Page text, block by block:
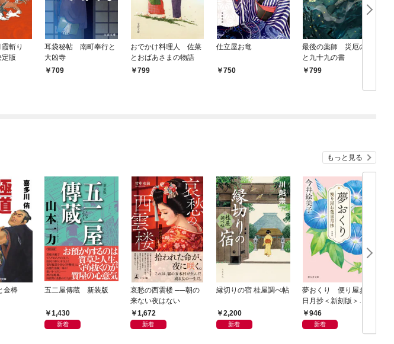
霞斬り
版
耳袋秘帖 南町奉行と
大凶寺
709
おでかけ料理人 佐菜
とおばあさまの物語
799
仕立屋お竜
750
最後の薬師 災厄の村
と九十九の書
799
もっと見る
金棒 五二屋傳蔵 新装版
1,430
新着
哀愁の西雲楼 ──朝の
来ない夜はない
1,672
新着
縁切りの宿 桂屋調べ帖
2,200
新着
夢おくり 便り屋お葉
日月抄＜新刻版＞
［1］
946
新着